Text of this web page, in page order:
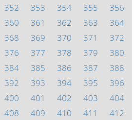
352 353 354 355
356
360 361 362 363
364
368 369 370 371
372
376 377 378 379
380
384 385 386 387
388
392 393 394 395
396
400 401 402 403
404
408 409 410 411 412